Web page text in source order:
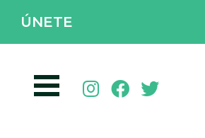
ÚNETE